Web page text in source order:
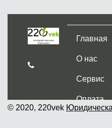
Главная
О нас
Сервис
Оплата
© 2020, 220vek